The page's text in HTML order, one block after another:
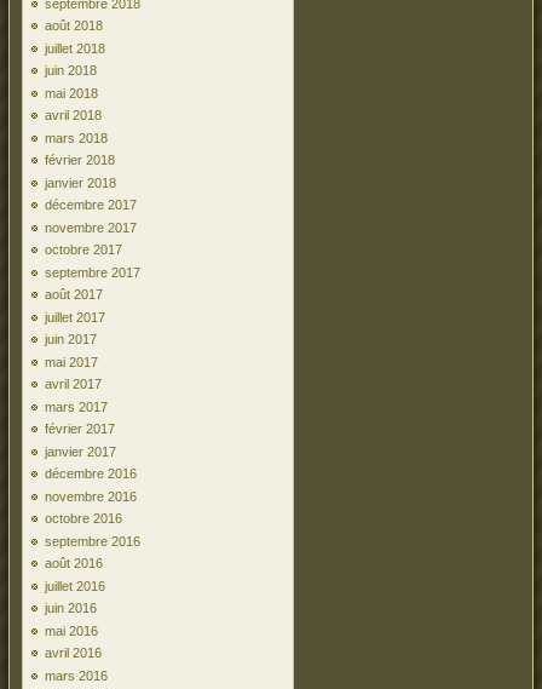
septembre 2018
août 2018
juillet 2018
juin 2018
mai 2018
avril 2018
mars 2018
février 2018
janvier 2018
décembre 2017
novembre 2017
octobre 2017
septembre 2017
août 2017
juillet 2017
juin 2017
mai 2017
avril 2017
mars 2017
février 2017
janvier 2017
décembre 2016
novembre 2016
octobre 2016
septembre 2016
août 2016
juillet 2016
juin 2016
mai 2016
avril 2016
mars 2016